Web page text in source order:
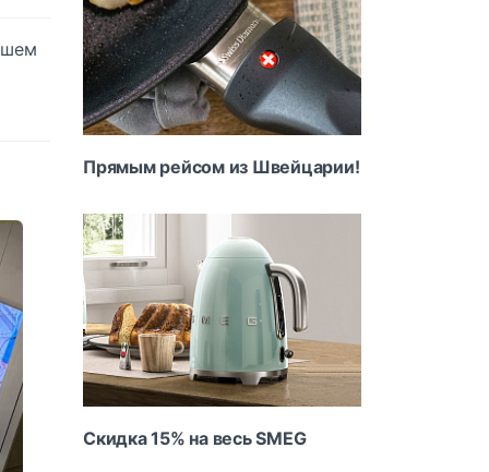
Прямым рейсом из Швейцарии!
Скидка 15% на весь SMEG